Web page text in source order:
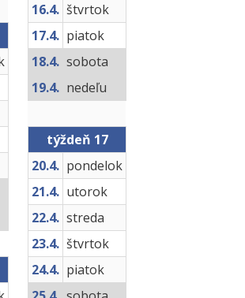
16.4. štvrtok
17.4. piatok
18.4. sobota
19.4. nedeľu
týždeň 17
20.4. pondelok
21.4. utorok
22.4. streda
23.4. štvrtok
24.4. piatok